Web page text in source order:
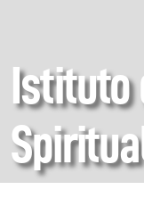
Istituto